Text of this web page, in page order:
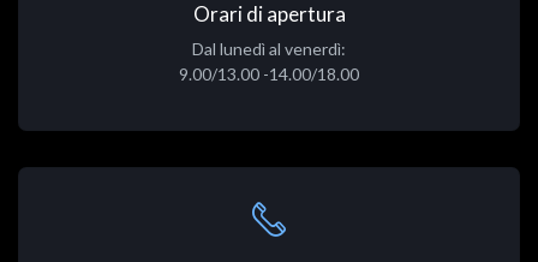
Orari di apertura
Dal lunedì al venerdì:
9.00/13.00 -14.00/18.00